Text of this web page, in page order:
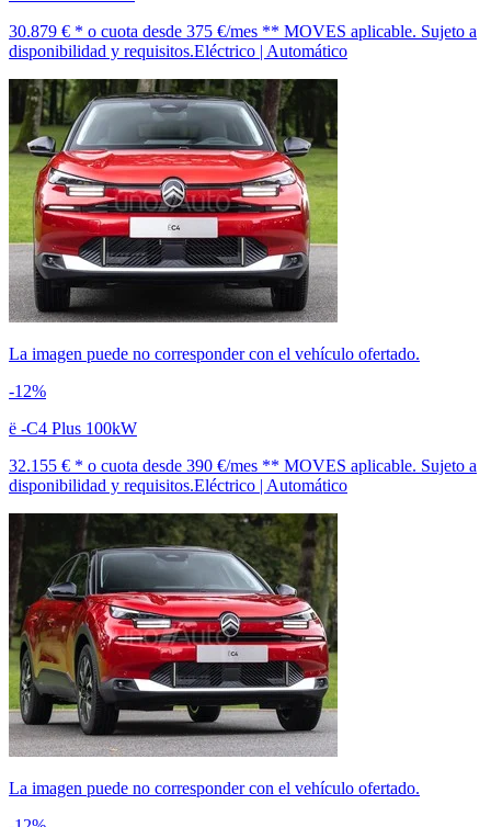
30.879 € * o cuota desde 375 €/mes ** MOVES aplicable. Sujeto a
disponibilidad y requisitos.Eléctrico | Automático
La imagen puede no corresponder con el vehículo ofertado.
-12%
ë -C4 Plus 100kW
32.155 € * o cuota desde 390 €/mes ** MOVES aplicable. Sujeto a
disponibilidad y requisitos.Eléctrico | Automático
La imagen puede no corresponder con el vehículo ofertado.